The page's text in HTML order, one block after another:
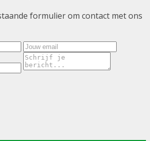
formulier om contact met ons